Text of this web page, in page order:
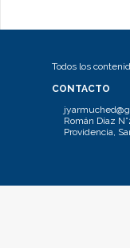
Todos los
CONTACTO
Román Díaz
Providencia,